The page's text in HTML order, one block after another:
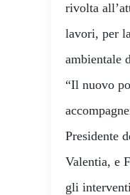
rivolta
lavori, per
ambientale
“Il nuovo
Presidente
Valentia, e
gli